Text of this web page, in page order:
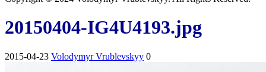
20150404-IG4U4193.jpg
2015-04-23 Volodymyr Vrublevskyy 0